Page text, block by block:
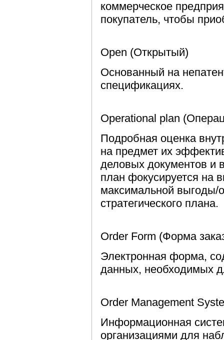
коммерческое
покупатель, чтобы
Open (Открытый)
Основанный на
спецификациях.
Operational plan
Подробная оценка
на предмет их
деловых документов и
план фокусируется на
максимальной выгоды/
стратегического плана.
Order Form (Форма
Электронная форма,
данных, необходимых
Order Management
Информационная
организациями для